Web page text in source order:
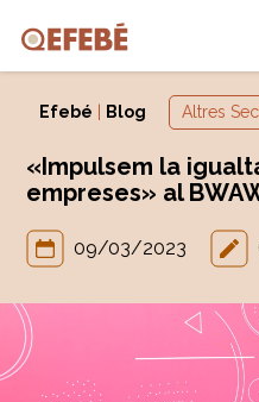
Efebé Blog Altres
«Impulsem la
empreses» al
09/03/2023